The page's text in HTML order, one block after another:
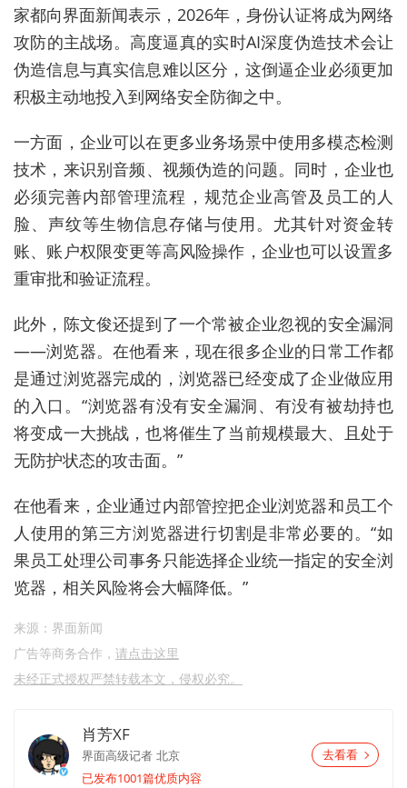
家都向界面新闻表示 ， 2026年，身份认证将成为网络
攻防的主战场。高度逼真的实时AI深度伪造技术会让
伪造信息与真实信息难以区分 ， 这倒逼企业必须更加
积极主动地投入到网络安全防御之中。
一方面 ， 企业可以在更多业务场景中使用多模态检测
技术 ， 来识别音频、 视频伪造的问题。 同时 ， 企业也
必须完善内部管理流程 ，规范企业高管及员工的人
脸、声纹等生物信息存储与使用。 尤其针对资金转
账、账户权限变更等高风险操作 ， 企业也可以设置多
重审批和验证流程。
此外，陈文俊还提到了一个常被企业忽视的安全漏洞
——浏览器。 在他看来， 现在很多企业的日常工作都
是通过浏览器完成的 ， 浏览器已经变成了企业做应用
的入口 。 “浏览器有没有安全漏洞、 有没有被劫持也
将变成一大挑战，也将催生了当前规模最大、且处于
无防护状态的攻击面。”
在他看来， 企业通过内部管控把企业浏览器和员工个
人使用的第三方浏览器进行切割是非常必要的。“如
果员工处理公司事务只能选择企业统一指定的安全浏
览器 ， 相关风险将会大幅降低。 ”
来源：界面新闻
广告等商务合作， 请点击这里
未经正式授权严禁转载本文，侵权必究。
肖芳XF
界面高级记者 北京
已发布1001篇优质内容
去看看